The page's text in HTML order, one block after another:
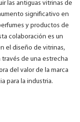
las antiguas vitrinas de
significativo en
y productos de
colaboración es un
el diseño de vitrinas,
de una estrecha
del valor de la marca
para la industria.